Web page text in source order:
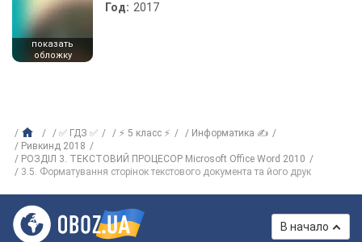
показать
обложку
Год: 2017
✅ ГДЗ ✅ ⚡ 5 класс ⚡
Информатика ✍
Ривкинд 2018
РОЗДІЛ 3. ТЕКСТОВИЙ ПРОЦЕСОР Microsoft Office Word 2010
3.5. Форматування сторінок текстового документа та його друк
В начало